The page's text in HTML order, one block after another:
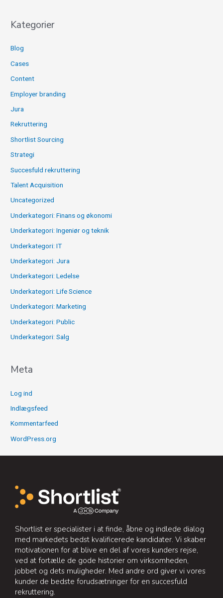
Kategorier
Blog
Cases
Content
Employer branding
Jura
Rekruttering
Shortlist Sourcing
Strategi
Succesfuld rekruttering
Talent Acquisition
Uncategorized
Underkategori: Finans og økonomi
Underkategori: Ingeniør og teknik
Underkategori: IT
Underkategori: Jura
Underkategori: Ledelse
Underkategori: Life Science
Underkategori: Marketing
Underkategori: Public
Underkategori: Salg
Meta
Log ind
Indlægsfeed
Kommentarfeed
WordPress.org
Shortlist er specialister i at finde, åbne og indlede dialog
med markedets bedst kvalificerede kandidater. Vi skaber
motivationen for at blive en del af vores kunders rejse,
ved at fortælle de gode historier om virksomheden,
jobbet og dets muligheder. Med andre ord giver vi vores
kunder de bedste forudsætninger for en succesfuld
rekruttering.